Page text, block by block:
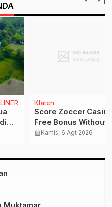
Klaten
Score Zoccer Casino
Free Bonus Without
Deposit
Kamis, 6 Agt 2026
Muktamar